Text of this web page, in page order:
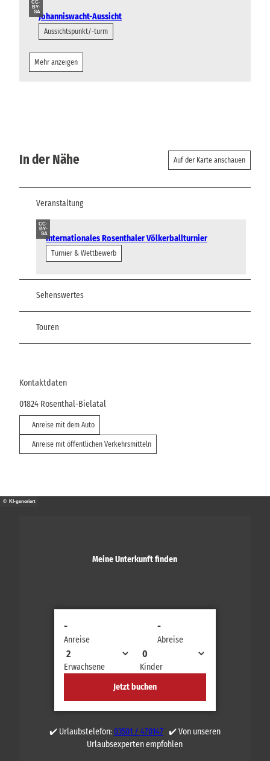
CC-
BY-
SAJohanniswacht-Aussicht
Aussichtspunkt/-turm
Mehr anzeigen
In der Nähe Auf der Karte anschauen
Veranstaltung
CC-
BY-
SAInternationales Rosenthaler Völkerballturnier
Turnier & Wettbewerb
Sehenswertes
Touren
Kontaktdaten
01824 Rosenthal-Bielatal
Anreise mit dem Auto
Anreise mit öffentlichen Verkehrsmitteln
© KI-generiert
Meine Unterkunft finden
Anreise
-
Abreise
-
Erwachsene
Kinder
Jetzt buchen
✔️ Urlaubstelefon:03501 / 470147✔️ Von unseren
Urlaubsexperten empfohlen